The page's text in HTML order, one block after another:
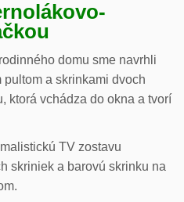
domu sme navrhli
pultom a skrinkami dvoch
ktorá vchádza do okna a tvorí
TV zostavu
skriniek a barovú skrinku na